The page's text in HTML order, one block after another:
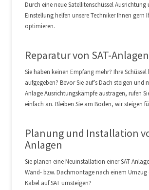
Durch eine neue Satellitenschüssel Ausrichtung
Einstellung helfen unsere Techniker Ihnen gern
optimieren.
Reparatur von SAT-Anlagen
Sie haben keinen Empfang mehr? Ihre Schüssel
aufgegeben? Bevor Sie auf’s Dach steigen und
Anlage Ausrichtungskämpfe austragen, rufen
einfach an. Bleiben Sie am Boden, wir steigen
Planung und Installation
Anlagen
Sie planen eine Neuinstallation einer SAT-
Wand- bzw. Dachmontage nach einem
Kabel auf SAT umsteigen?